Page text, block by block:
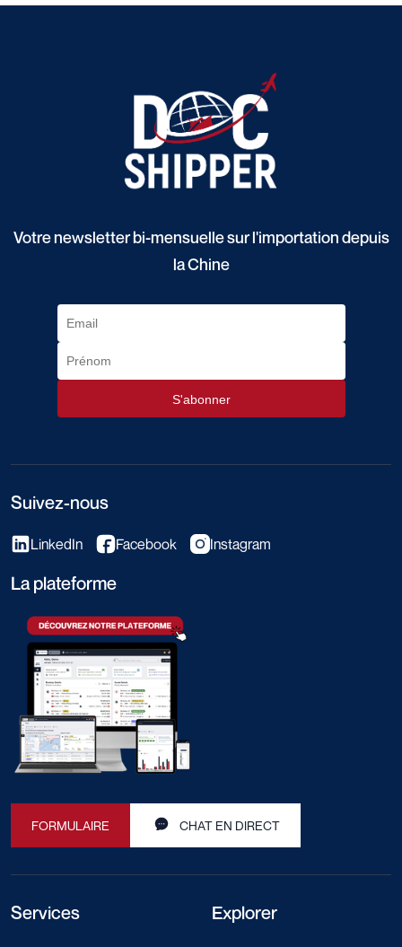
Votre newsletter bi-mensuelle sur l'importation depuis
la Chine
Suivez-nous
LinkedIn Facebook Instagram
La plateforme
FORMULAIRE CHAT EN DIRECT
Services Explorer